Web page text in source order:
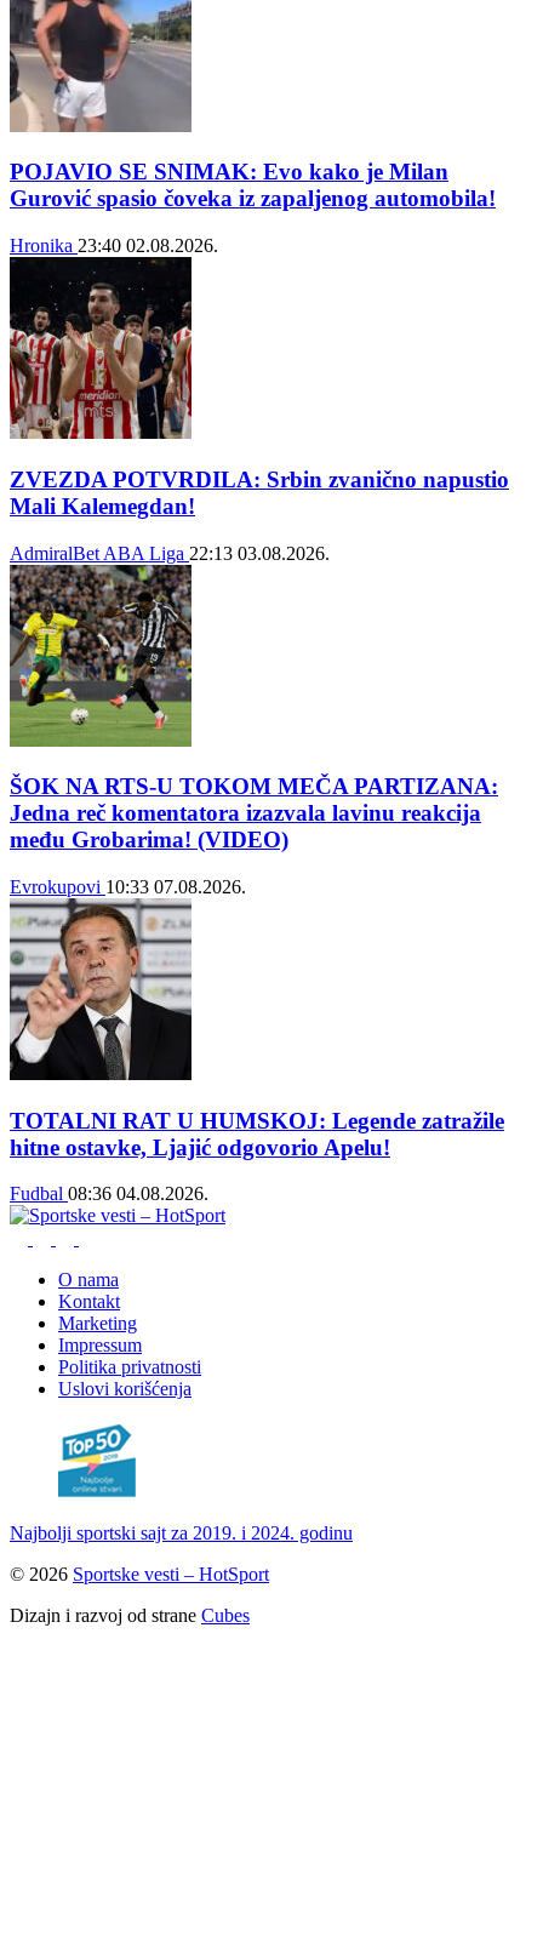
POJAVIO SE SNIMAK: Evo kako je Milan
Gurović spasio čoveka iz zapaljenog automobila!
Hronika 23:40 02.08.2026.
ZVEZDA POTVRDILA: Srbin zvanično napustio
Mali Kalemegdan!
AdmiralBet ABA Liga 22:13 03.08.2026.
ŠOK NA RTS-U TOKOM MEČA PARTIZANA:
Jedna reč komentatora izazvala lavinu reakcija
među Grobarima! (VIDEO)
Evrokupovi 10:33 07.08.2026.
TOTALNI RAT U HUMSKOJ: Legende zatražile
hitne ostavke, Ljajić odgovorio Apelu!
Fudbal 08:36 04.08.2026.
O nama
Kontakt
Marketing
Impressum
Politika privatnosti
Uslovi korišćenja
Najbolji sportski sajt za 2019. i 2024. godinu
© 2026 Sportske vesti – HotSport
Dizajn i razvoj od strane Cubes